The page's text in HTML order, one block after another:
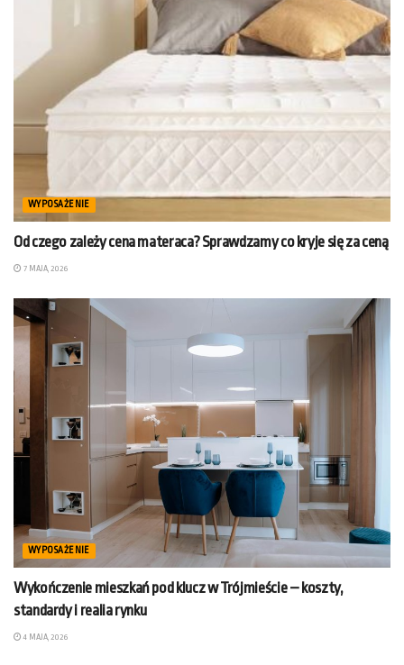
WYPOSAŻENIE
Od czego zależy cena materaca? Sprawdzamy co kryje się za ceną
7 MAJA, 2026
WYPOSAŻENIE
Wykończenie mieszkań pod klucz w Trójmieście – koszty,
standardy i realia rynku
4 MAJA, 2026